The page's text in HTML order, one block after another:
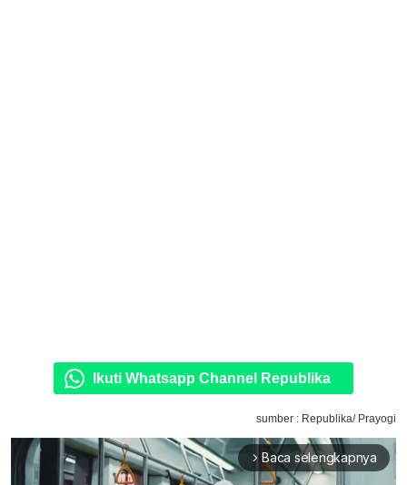
Ikuti Whatsapp Channel Republika
sumber : Republika/ Prayogi
arrow_forward_ios Baca selengkapnya